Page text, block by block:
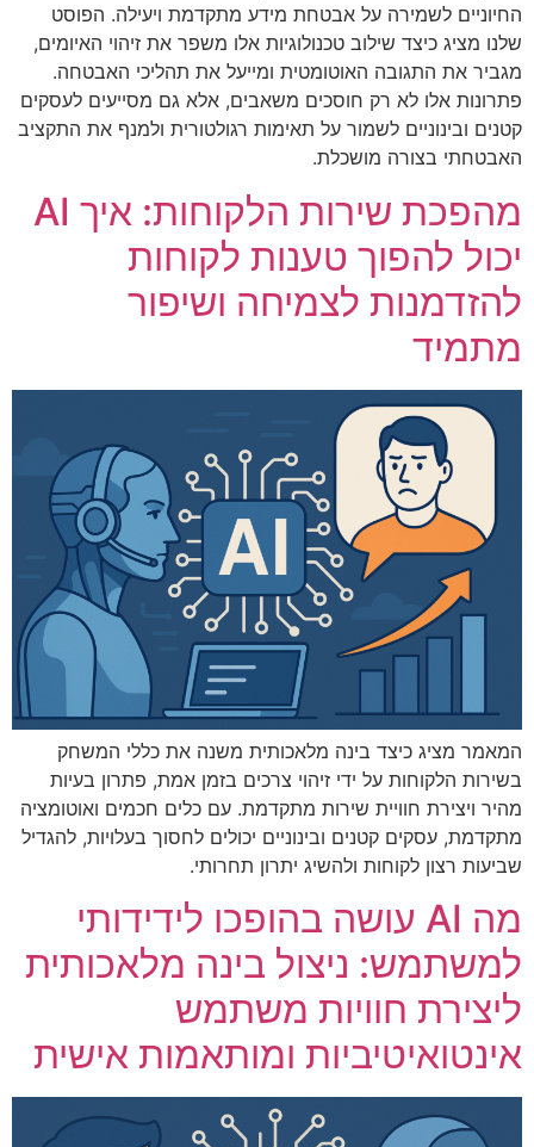
החיוניים לשמירה על אבטחת מידע מתקדמת ויעילה. הפוסט
שלנו מציג כיצד שילוב טכנולוגיות אלו משפר את זיהוי האיומים,
מגביר את התגובה האוטומטית ומייעל את תהליכי האבטחה.
פתרונות אלו לא רק חוסכים משאבים, אלא גם מסייעים לעסקים
קטנים ובינוניים לשמור על תאימות רגולטורית ולמנף את התקציב
האבטחתי בצורה מושכלת.
מהפכת שירות הלקוחות: איך AI
יכול להפוך טענות לקוחות
להזדמנות לצמיחה ושיפור
מתמיד
המאמר מציג כיצד בינה מלאכותית משנה את כללי המשחק
בשירות הלקוחות על ידי זיהוי צרכים בזמן אמת, פתרון בעיות
מהיר ויצירת חוויית שירות מתקדמת. עם כלים חכמים ואוטומציה
מתקדמת, עסקים קטנים ובינוניים יכולים לחסוך בעלויות, להגדיל
שביעות רצון לקוחות ולהשיג יתרון תחרותי.
מה AI עושה בהופכו לידידותי
למשתמש: ניצול בינה מלאכותית
ליצירת חוויות משתמש
אינטואיטיביות ומותאמות אישית